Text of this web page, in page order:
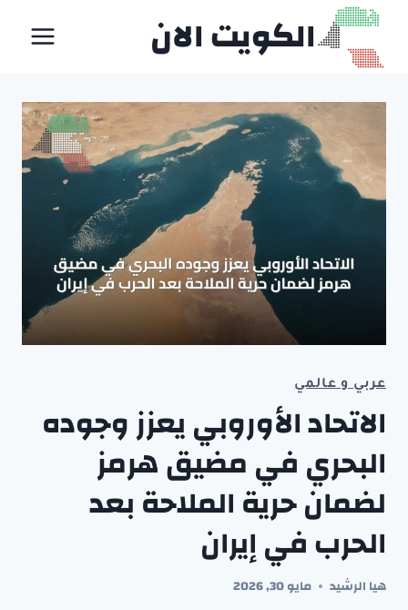
التجاوز
المحتوى
الكويت الان
عربي و عالمي
الاتحاد الأوروبي يعزز وجوده
البحري في مضيق هرمز
لضمان حرية الملاحة بعد
الحرب في إيران
هيا الرشيد مايو 30, 2026